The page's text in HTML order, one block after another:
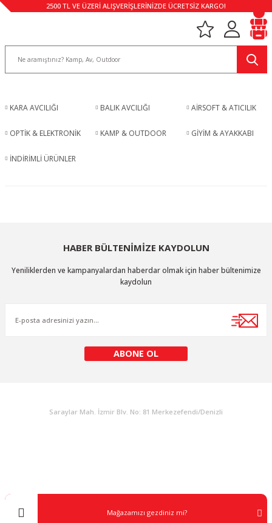
2500 TL VE ÜZERİ ALIŞVERİŞLERİNİZDE ÜCRETSİZ KARGO!
KARA AVCILIĞI BALIK AVCILIĞI AİRSOFT & ATICILIK
OPTİK & ELEKTRONİK KAMP & OUTDOOR GİYİM & AYAKKABI
İNDİRİMLİ ÜRÜNLER
HABER BÜLTENİMİZE KAYDOLUN
Yeniliklerden ve kampanyalardan haberdar olmak için haber bültenimize
kaydolun
ABONE OL
Saraylar Mah. İzmir Blv. No: 81 Merkezefendi/Denizli
Mağazamızı gezdiniz mi?